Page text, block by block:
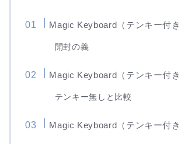
Magic Keyboard（テンキー付
開封の義
Magic Keyboard（テンキー付
テンキー無しと比較
Magic Keyboard（テンキー付